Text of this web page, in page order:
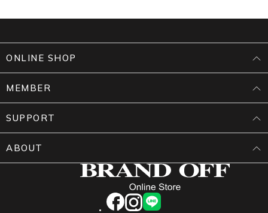
facebookinstagram
LINE
ONLINE SHOP
MEMBER
SUPPORT
ABOUT